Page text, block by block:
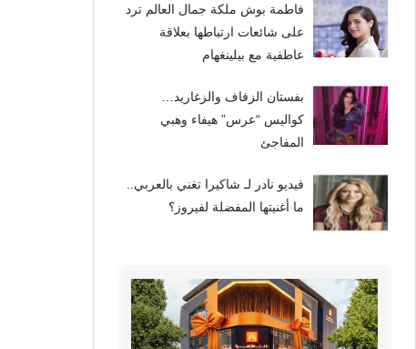
فاطمة بوش ملكة جمال العالم ترد
على شائعات ارتباطها بعلاقة
عاطفية مع بيلينغهام
بفستان الزفاف والزغاريد…
كواليس “عرس” هيفاء وهبي
المفاجئ
فيديو نادر لـ شاكيرا تغني بالعربي..
ما أغنيتها المفضلة لفيروز؟